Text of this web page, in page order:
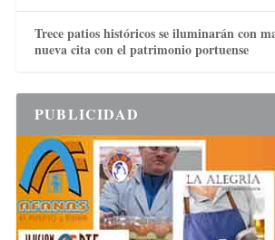
Trece patios históricos se iluminarán con
nueva cita con el patrimonio portuense
PUBLICIDAD